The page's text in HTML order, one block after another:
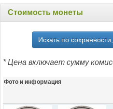
Стоимость монеты
Искать по
* Цена включает сумму
Фото и информация